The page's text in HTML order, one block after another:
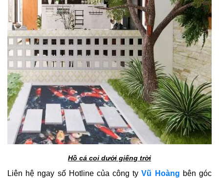
Hồ cá coi dưới giếng trời
Liên hệ ngay số Hotline của công tyVũ Hoàng bên góc